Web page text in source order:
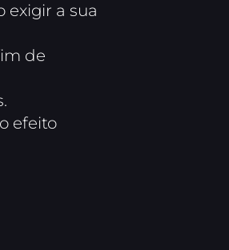
exigir a sua
de
efeito